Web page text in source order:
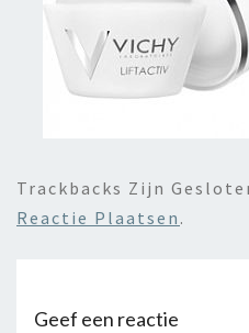
Trackbacks Zijn
Reactie Plaatsen .
Geef een reactie